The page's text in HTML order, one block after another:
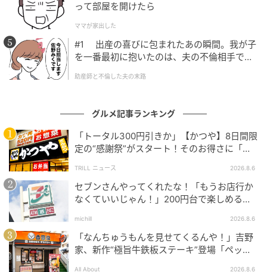
カスタードシュガーは、やさしいコクで満足
感あり
カスタードシュガーも、外側の軽いサクサク感と中
って部屋を開けたら
ママが家出した
#1 出産の喜びに包まれたあの瞬間。我が子
を一番最初に抱いたのは、夫の不倫相手でし
助産師と不倫した夫の末路
グルメ記事ランキング
「トータル300円引きか」【かつや】8日間限
定の“感謝祭”がスタート！そのお得さに「何
TRILL ニュース 2026.8.6
セブンさんやってくれたな！「もうお店行か
なくていいじゃん！」200円台で楽しめる本
michill 2026.8.6
「なんちゅうもんを見せてくるんや！」吉野
家、新作“極旨牛鉄板ステーキ”登場「ペッパ
All About 2026.8.6